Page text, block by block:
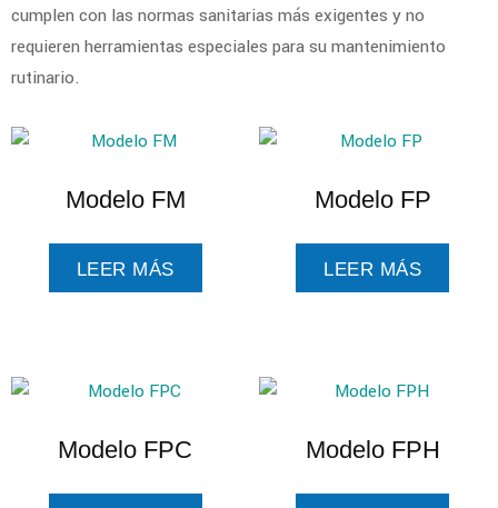
cumplen con las normas sanitarias más exigentes y no
requieren herramientas especiales para su mantenimiento
rutinario.
Modelo FM
LEER MÁS
Modelo FP
LEER MÁS
Modelo FPC Modelo FPH